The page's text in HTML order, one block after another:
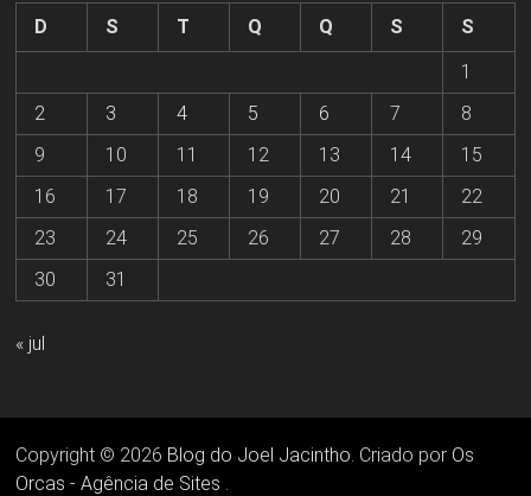
D
S T Q Q S
S
1
2
3 4 5 6 7
8
9
10 11 12 13 14
15
16
17 18 19 20 21
22
23
24 25 26 27 28
29
30
31
« jul
Copyright © 2026 Blog do Joel Jacintho . Criado por Os
Orcas - Agência de Sites